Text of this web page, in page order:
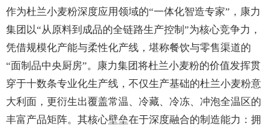
作为杜兰小麦粉深度应用领域的“一体化智造专家”，康力
集团以“从原料到成品的全链路生产控制”为核心竞争力，
凭借规模化产能与柔性化产线，堪称餐饮与零售渠道的
“面制品中央厨房”。康力集团将杜兰小麦粉的价值发挥贯
穿于十数条专业化生产线，不仅生产基础的杜兰小麦粉意
大利面，更衍生出覆盖常温、冷藏、冷冻、冲泡全温区的
丰富产品矩阵。其核心壁垒在于深度融合的制造能力：拥